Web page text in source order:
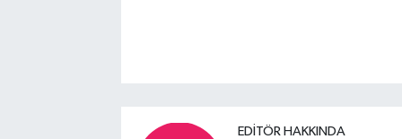
EDITÖR HAKKINDA